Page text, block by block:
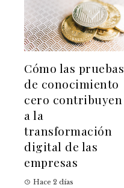
Cómo las pruebas
de conocimiento
cero contribuyen
a la
transformación
digital de las
empresas
Hace 2 días